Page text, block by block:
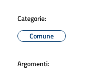
Categorie:
Comune
Argomenti: